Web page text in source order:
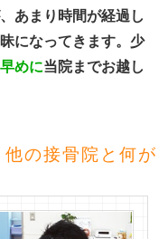
あまり時間が経過し
になってきます。少
めに当院までお越し
の接骨院と何が